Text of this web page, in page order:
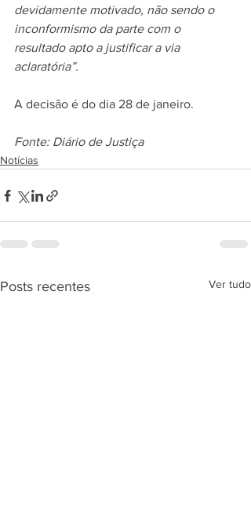
devidamente motivado, não sendo o
inconformismo da parte com o
resultado apto a justificar a via
aclaratória”.
A decisão é do dia 28 de janeiro.
Fonte: Diário de Justiça
Notícias
Posts recentes Ver tudo